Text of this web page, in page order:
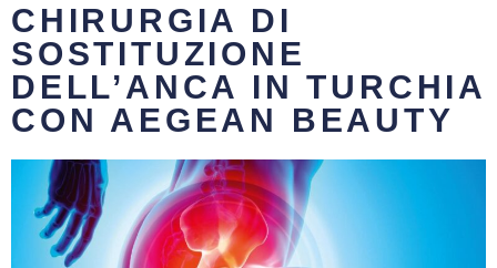
CHIRURGIA DI
SOSTITUZIONE
DELL’ANCA IN TURCHIA
CON AEGEAN BEAUTY